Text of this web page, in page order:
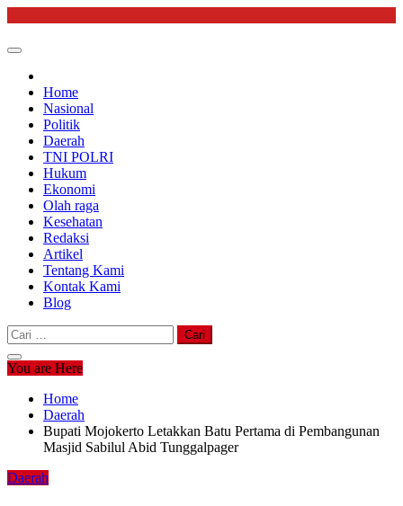
content
Home
Nasional
Politik
Daerah
TNI POLRI
Hukum
Ekonomi
Olah raga
Kesehatan
Redaksi
Artikel
Tentang Kami
Kontak Kami
Blog
Cari
untuk:
You are Here
Home
Daerah
Bupati Mojokerto Letakkan Batu Pertama di Pembangunan
Masjid Sabilul Abid Tunggalpager
Daerah